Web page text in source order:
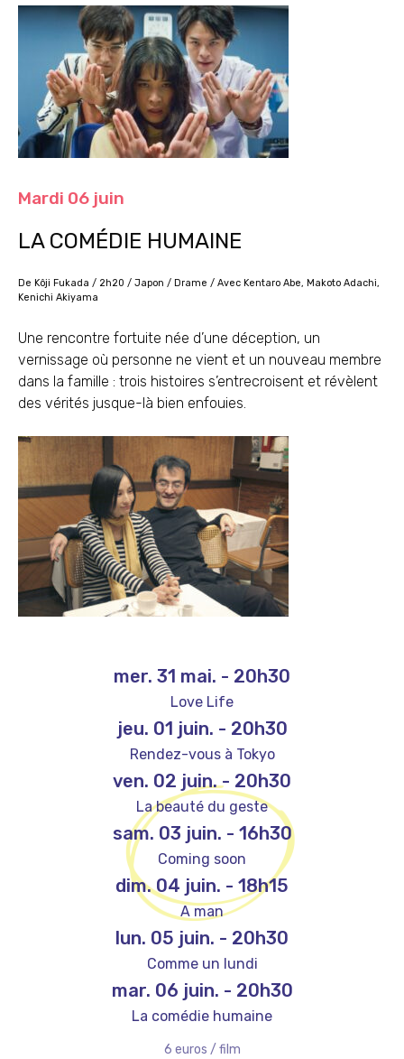
Mardi 06 juin
LA COMÉDIE HUMAINE
De Kôji Fukada / 2h20 / Japon / Drame / Avec Kentaro Abe, Makoto Adachi,
Kenichi Akiyama
Une rencontre fortuite née d’une déception, un
vernissage où personne ne vient et un nouveau membre
dans la famille : trois histoires s’entrecroisent et révèlent
des vérités jusque-là bien enfouies.
mer. 31 mai. - 20h30
Love Life
jeu. 01 juin. - 20h30
Rendez-vous à Tokyo
ven. 02 juin.- 20h30
La beauté du geste
sam. 03 juin. - 16h30
Coming soon
dim. 04 juin. - 18h15
A man
lun. 05 juin. - 20h30
Comme un lundi
mar. 06 juin. - 20h30
La comédie humaine
6 euros / film